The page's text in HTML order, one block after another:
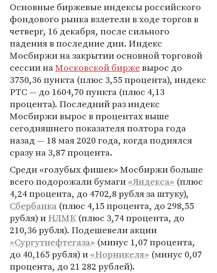
Основные биржевые индексы российского
фондового рынка взлетели в ходе торгов в
четверг, 16 декабря, после сильного
падения в последние дни. Индекс
Мосбиржи на закрытии основной торговой
сессии наМосковской биржевырос до
3750,36 пункта (плюс 3,55 процента), индекс
РТС — до 1604,70 пункта (плюс 4,13
процента). Последний раз индекс
Мосбиржи вырос в процентах выше
сегодняшнего показателя полтора года
назад — 18 мая 2020 года, когда поднялся
сразу на 3,87 процента.
Среди «голубых фишек» Мосбиржи больше
всего подорожали бумаги«Яндекса» (плюс
4,24 процента, до 4702,8 рубля за штуку),
Сбербанка (плюс 4,15 процента, до 298,55
рубля) иНЛМК (плюс 3,74 процента, до
210,36 рубля). Подешевели акции
«Сургутнефтегаза» (минус 1,07 процента,
до 40,165 рубля) и«Норникеля» (минус 0,07
процента, до 21 282 рублей).